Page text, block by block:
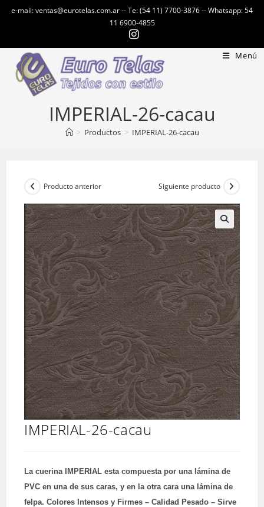
e-mail: ventas@eurotelas.com.ar -- Te: (54 11) 7700-3876 -- Whatsapp: 54
11 6900-4855
Menú
IMPERIAL-26-cacau
> Productos > IMPERIAL-26-cacau
Producto anterior Siguiente producto
IMPERIAL-26-cacau
La cuerina IMPERIAL esta compuesta por una lámina de
PVC en una de sus caras, y en la otra cara una lámina de
felpa. Colores Intensos y Firmes – Calidad Pesado – Sirve